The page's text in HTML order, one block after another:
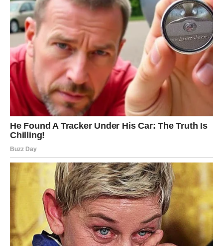
saradnja sa osobom koja ima moć i uticaj
Velike pare dolaze polako – ali sigurno
Ovo nije nagli dobitak, već finansijski uzlet koji traje.
Bikovi će znati kako da zadrže i umnože ono što dobiju.
Poruka zvezda
Ne potcenjujte svoju vrednost. Ako vas neko želi u timu –
to je zato što znate kako se pravi novac
ŠKORPIJA – TAJNI DOGOVORI,
VELIKI DOBICI
Novac dolazi iz neočekivanog pravca